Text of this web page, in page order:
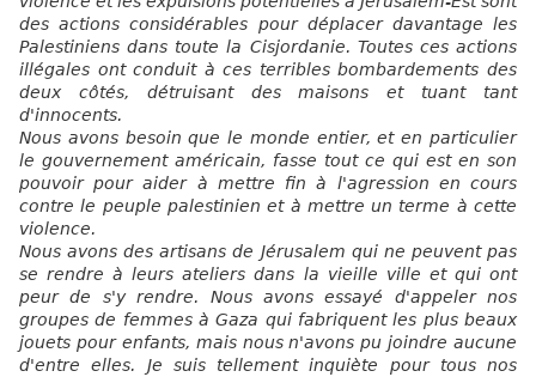
des actions considérables pour déplacer davantage les
Palestiniens dans toute la Cisjordanie. Toutes ces actions
illégales ont conduit à ces terribles bombardements des
deux côtés, détruisant des maisons et tuant tant
d'innocents.
Nous avons besoin que le monde entier, et en particulier
le gouvernement américain, fasse tout ce qui est en son
pouvoir pour aider à mettre fin à l'agression en cours
contre le peuple palestinien et à mettre un terme à cette
violence.
Nous avons des artisans de Jérusalem qui ne peuvent pas
se rendre à leurs ateliers dans la vieille ville et qui ont
peur de s'y rendre. Nous avons essayé d'appeler nos
groupes de femmes à Gaza qui fabriquent les plus beaux
jouets pour enfants, mais nous n'avons pu joindre aucune
d'entre elles. Je suis tellement inquiète pour tous nos